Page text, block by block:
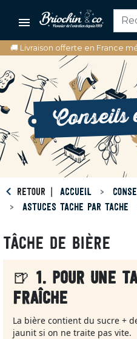

🚚 Livraison offerte en France
Conseils
RETOUR ACCUEIL
ASTUCES TACHE PAR TACHE
TÂCHE DE BIÈRE
🍺 1. POUR UNE
FRAÎCHE
La bière contient du sucre +
jaunit si on ne traite pas vite.